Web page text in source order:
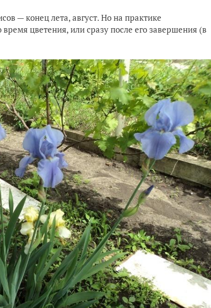
— конец лета, август. Но на практике
цветения, или сразу после его завершения (в